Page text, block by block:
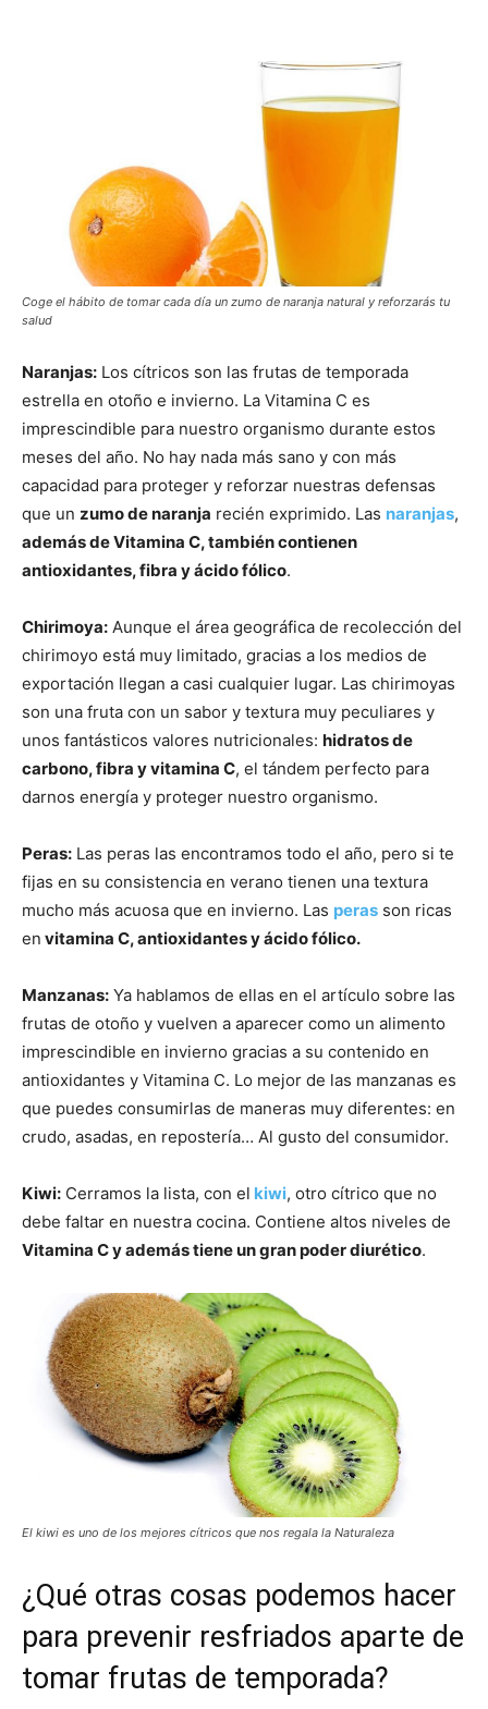
Coge el hábito de tomar cada día un zumo de naranja natural y reforzarás tu
salud
Naranjas: Los cítricos son las frutas de temporada
estrella en otoño e invierno. La Vitamina C es
imprescindible para nuestro organismo durante estos
meses del año. No hay nada más sano y con más
capacidad para proteger y reforzar nuestras defensas
que un zumo de naranja recién exprimido. Las naranjas,
además de Vitamina C, también contienen
antioxidantes, fibra y ácido fólico.
Chirimoya: Aunque el área geográfica de recolección del
chirimoyo está muy limitado, gracias a los medios de
exportación llegan a casi cualquier lugar. Las chirimoyas
son una fruta con un sabor y textura muy peculiares y
unos fantásticos valores nutricionales: hidratos de
carbono, fibra y vitamina C, el tándem perfecto para
darnos energía y proteger nuestro organismo.
Peras: Las peras las encontramos todo el año, pero si te
fijas en su consistencia en verano tienen una textura
mucho más acuosa que en invierno. Las peras son ricas
en vitamina C, antioxidantes y ácido fólico.
Manzanas: Ya hablamos de ellas en el artículo sobre las
frutas de otoño y vuelven a aparecer como un alimento
imprescindible en invierno gracias a su contenido en
antioxidantes y Vitamina C. Lo mejor de las manzanas es
que puedes consumirlas de maneras muy diferentes: en
crudo, asadas, en repostería… Al gusto del consumidor.
Kiwi: Cerramos la lista, con el kiwi, otro cítrico que no
debe faltar en nuestra cocina. Contiene altos niveles de
Vitamina C y además tiene un gran poder diurético.
El kiwi es uno de los mejores cítricos que nos regala la Naturaleza
¿Qué otras cosas podemos hacer
para prevenir resfriados aparte de
tomar frutas de temporada?